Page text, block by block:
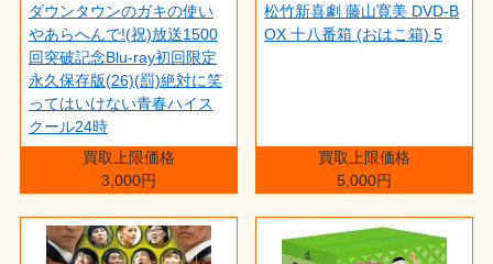
ダウンタウンのガキの使い
やあらへんで!(祝)放送1500
回突破記念Blu-ray初回限定
永久保存版(26)(罰)絶対に笑
ってはいけない青春ハイス
クール24時
買取上限価格
3,000円
松竹新喜劇 藤山寛美 DVD-B
OX 十八番箱 (おはこ箱) 5
買取上限価格
5,000円